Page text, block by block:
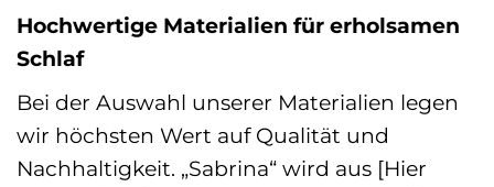
Hochwertige Materialien für erholsamen
Schlaf
Bei der Auswahl unserer Materialien legen
wir höchsten Wert auf Qualität und
Nachhaltigkeit. „Sabrina“ wird aus [Hier